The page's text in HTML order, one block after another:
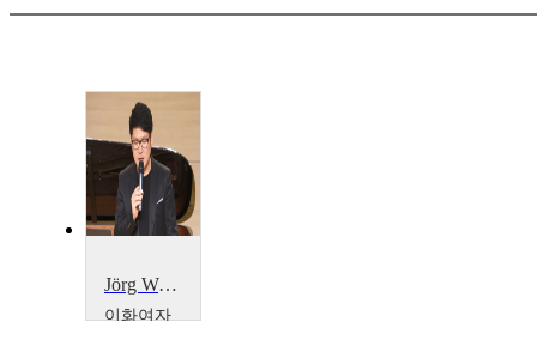
Jörg Widmann의 작품을 중심으로 살펴본 현대 클라리넷 연주법과 음색
이화여자